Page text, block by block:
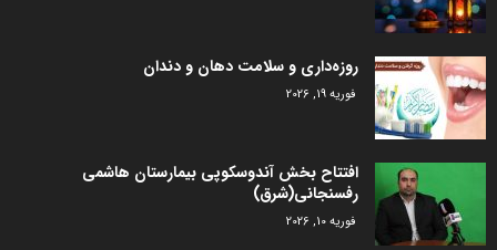
روزه‌داری و سلامت دهان و دندان
فوریه 19, 2026
افتتاح بخش آندوسکوپی بیمارستان هاشمی
رفسنجانی(شرق)
فوریه 10, 2026